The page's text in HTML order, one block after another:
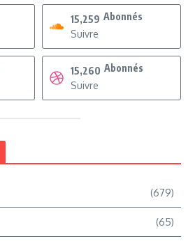
15,259 Abonnés
Suivre
15,260 Abonnés
Suivre
(679)
(65)